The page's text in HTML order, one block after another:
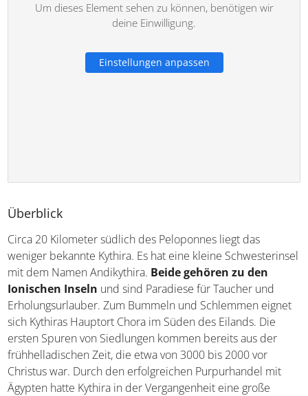
Um dieses Element sehen zu können, benötigen wir
deine Einwilligung.
Einstellungen anpassen
Überblick
Circa 20 Kilometer südlich des Peloponnes liegt das
weniger bekannte Kythira. Es hat eine kleine Schwesterinsel
mit dem Namen Andikythira. Beide gehören zu den
Ionischen Inseln und sind Paradiese für Taucher und
Erholungsurlauber. Zum Bummeln und Schlemmen eignet
sich Kythiras Hauptort Chora im Süden des Eilands. Die
ersten Spuren von Siedlungen kommen bereits aus der
frühhelladischen Zeit, die etwa von 3000 bis 2000 vor
Christus war. Durch den erfolgreichen Purpurhandel mit
Ägypten hatte Kythira in der Vergangenheit eine große